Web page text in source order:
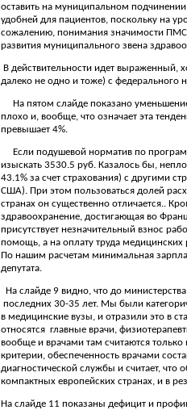
оставить на муниципальном
удобней для пациентов, поскольку на
сожалению, понимания значимости
развития муниципального звена
В действительности идет выраженный,
далеко не одно и тоже) с федерального
На пятом слайде показано
плохо и, вообще, что означает эта
превышает 4%.
Если подушевой норматив по
изыскать 3530.5 руб. Казалось бы,
43.1% за счет страхования) с другими
США). При этом пользоваться долей
странах он существенно отличается..
здравоохранение, достигающая во
присутствует незначительный взнос
помощь, а на оплату труда медицинских
По нашим расчетам минимальная
депутата.
На слайде 9 видно, что до
последних 30-35 лет. Мы были
в медицинские вузы, и отразили это в
относятся главные врачи,
вообще и врачами там считаются
критерии, обеспеченность врачами
диагностической службы и считает, что
компактных европейских странах, и в
На слайде 11 показаны дефицит и